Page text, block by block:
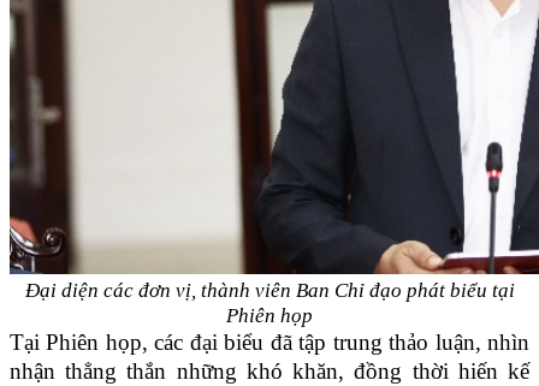
Đại diện các đơn vị, thành viên Ban Chỉ đạo phát biểu tại
Phiên họp
Tại Phiên họp, các đại biểu đã tập trung thảo luận, nhìn
nhận thẳng thắn những khó khăn, đồng thời hiến kế